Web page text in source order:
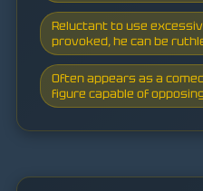
Reluctant to use
provoked, he can be
Often appears as a
figure capable of